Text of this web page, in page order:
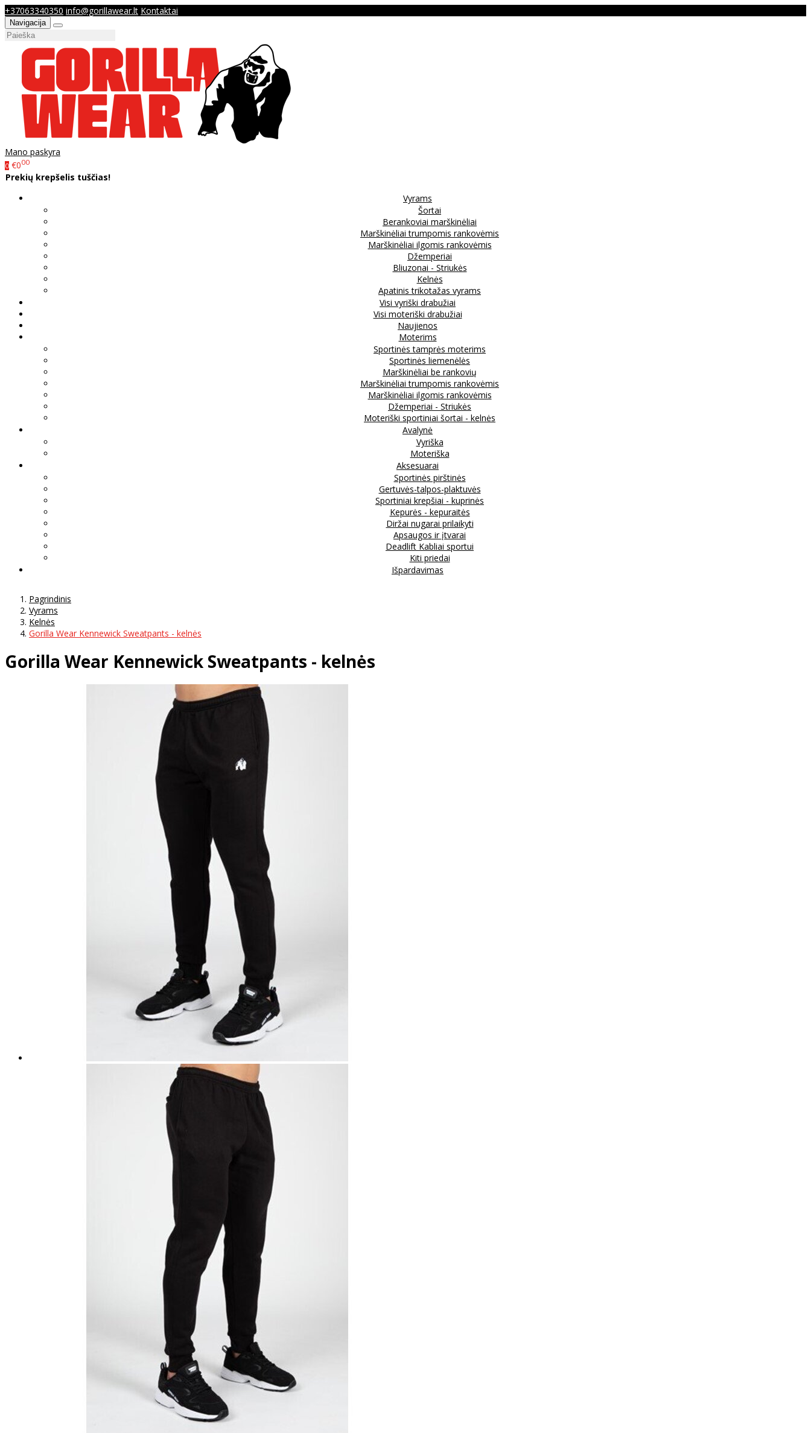
+37063340350 info@gorillawear.lt Kontaktai
Navigacija
Mano paskyra
0 €000
Prekių krepšelis tuščias!
Vyrams
Šortai
Berankoviai marškinėliai
Marškinėliai trumpomis rankovėmis
Marškinėliai ilgomis rankovėmis
Džemperiai
Bliuzonai - Striukės
Kelnės
Apatinis trikotažas vyrams
Visi vyriški drabužiai
Visi moteriški drabužiai
Naujienos
Moterims
Sportinės tamprės moterims
Sportinės liemenėlės
Marškinėliai be rankovių
Marškinėliai trumpomis rankovėmis
Marškinėliai ilgomis rankovėmis
Džemperiai - Striukės
Moteriški sportiniai šortai - kelnės
Avalynė
Vyriška
Moteriška
Aksesuarai
Sportinės pirštinės
Gertuvės-talpos-plaktuvės
Sportiniai krepšiai - kuprinės
Kepurės - kepuraitės
Diržai nugarai prilaikyti
Apsaugos ir įtvarai
Deadlift Kabliai sportui
Kiti priedai
Išpardavimas
Pagrindinis
Vyrams
Kelnės
Gorilla Wear Kennewick Sweatpants - kelnės
Gorilla Wear Kennewick Sweatpants - kelnės